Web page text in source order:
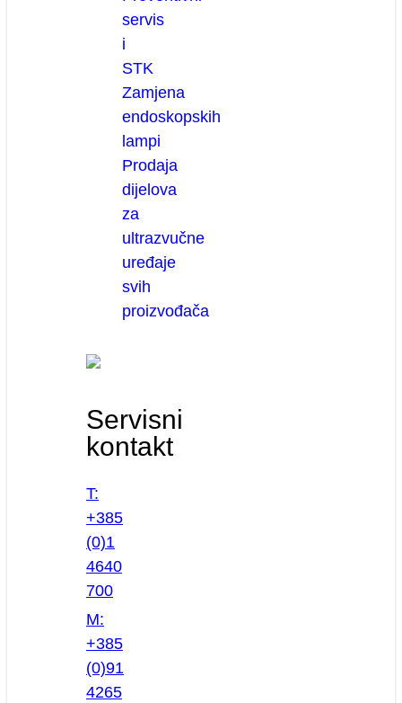
servis
i
STK
Zamjena
endoskopskih
lampi
Prodaja
dijelova
za
ultrazvučne
uređaje
svih
proizvođača
Servisni
kontakt
T:
+385
(0)1
4640
700
M:
+385
(0)91
4265